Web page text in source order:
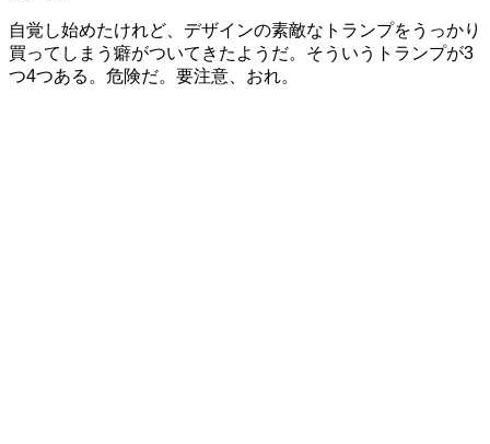
自覚し始めたけれど、デザインの素敵なトランプをうっかり
買ってしまう癖がついてきたようだ。そういうトランプが3
つ4つある。危険だ。要注意、おれ。